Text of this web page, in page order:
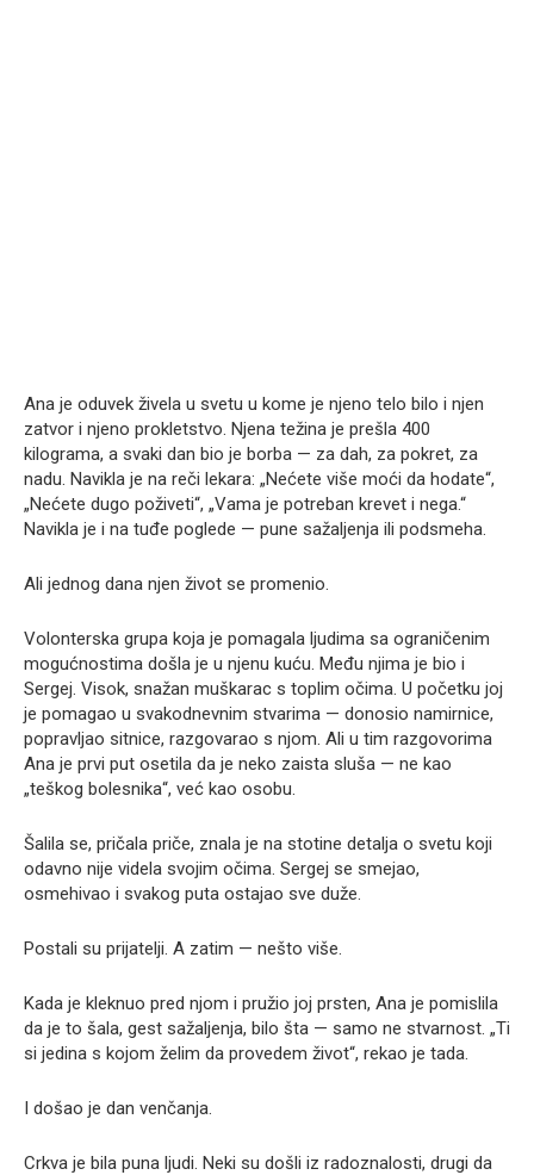
Ana je oduvek živela u svetu u kome je njeno telo bilo i njen
zatvor i njeno prokletstvo. Njena težina je prešla 400
kilograma, a svaki dan bio je borba — za dah, za pokret, za
nadu. Navikla je na reči lekara: „Nećete više moći da hodate“,
„Nećete dugo poživeti“, „Vama je potreban krevet i nega.“
Navikla je i na tuđe poglede — pune sažaljenja ili podsmeha.
Ali jednog dana njen život se promenio.
Volonterska grupa koja je pomagala ljudima sa ograničenim
mogućnostima došla je u njenu kuću. Među njima je bio i
Sergej. Visok, snažan muškarac s toplim očima. U početku joj
je pomagao u svakodnevnim stvarima — donosio namirnice,
popravljao sitnice, razgovarao s njom. Ali u tim razgovorima
Ana je prvi put osetila da je neko zaista sluša — ne kao
„teškog bolesnika“, već kao osobu.
Šalila se, pričala priče, znala je na stotine detalja o svetu koji
odavno nije videla svojim očima. Sergej se smejao,
osmehivao i svakog puta ostajao sve duže.
Postali su prijatelji. A zatim — nešto više.
Kada je kleknuo pred njom i pružio joj prsten, Ana je pomislila
da je to šala, gest sažaljenja, bilo šta — samo ne stvarnost. „Ti
si jedina s kojom želim da provedem život“, rekao je tada.
I došao je dan venčanja.
Crkva je bila puna ljudi. Neki su došli iz radoznalosti, drugi da